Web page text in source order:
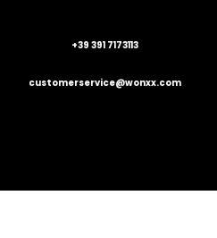
+39 391 7173113
customerservice@wonxx.com